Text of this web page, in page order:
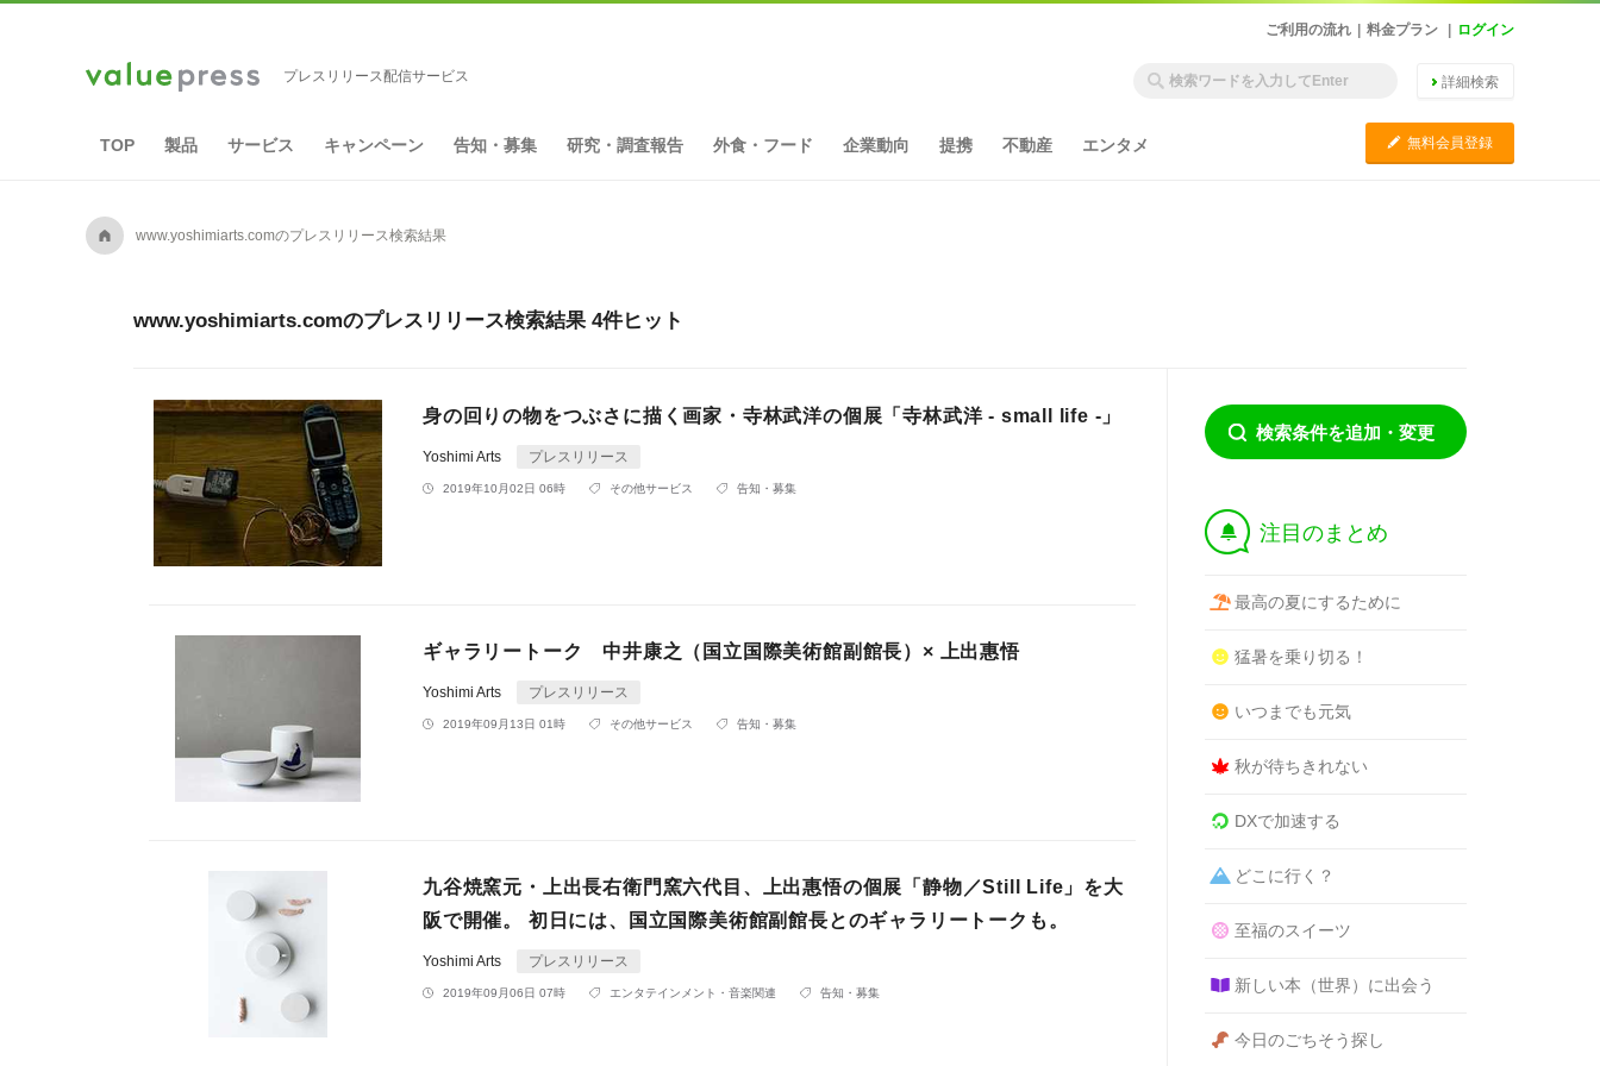
ご利用の流れ 料金プラン ログイン
プレスリリース配信サービス 詳細検索
TOP 製品 サービス キャンペーン 告知・募集 研究・調査報告 外食・フード 企業動向 提携 不動産 エンタメ C 無料会員登録
A www.yoshimiarts.comのプレスリリース検索結果
www.yoshimiarts.comのプレスリリース検索結果 4件ヒット
身の回りの物をつぶさに描く画家・寺林武洋の個展「寺林武洋 - small life -」
Yoshimi Arts プレスリリース
2019年10月02日 06時 その他サービス 告知・募集
ギャラリートーク 中井康之（国立国際美術館副館長）× 上出惠悟
Yoshimi Arts プレスリリース
2019年09月13日 01時 その他サービス 告知・募集
九谷焼窯元・上出長右衛門窯六代目、上出惠悟の個展「静物／Still Life」を大
阪で開催。 初日には、国立国際美術館副館長とのギャラリートークも。
Yoshimi Arts プレスリリース
2019年09月06日 07時 エンタテインメント・音楽関連 告知・募集
検索条件を追加・変更
† 注目のまとめ
最高の夏にするために
猛暑を乗り切る！
いつまでも元気
秋が待ちきれない
DXで加速する
どこに行く？
至福のスイーツ
新しい本（世界）に出会う
今日のごちそう探し